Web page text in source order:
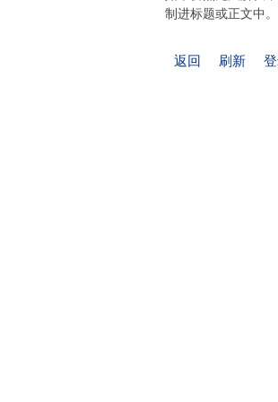
制进标题或正文中。
返回 刷新